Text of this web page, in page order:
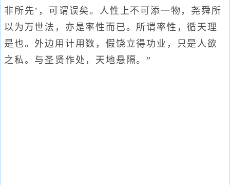
非所先’，可谓误矣。人性上不可添一物，尧舜所
以为万世法，亦是率性而已。所谓率性，循天理
是也。外边用计用数，假饶立得功业，只是人欲
之私。与圣贤作处，天地悬隔。”